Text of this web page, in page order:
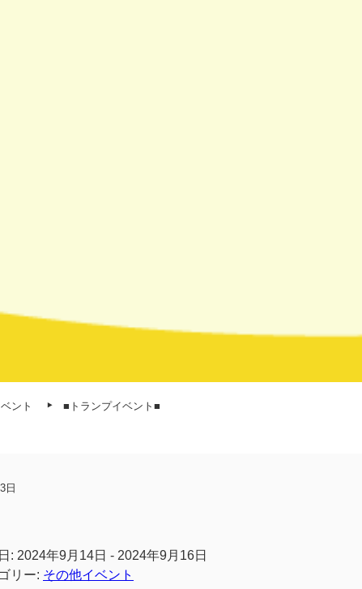
ント ■トランプイベント■
日
: 2024年9月14日 - 2024年9月16日
リー: その他イベント